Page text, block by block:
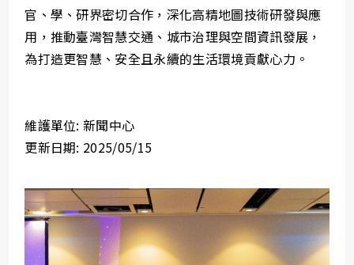
官、學、研界密切合作，深化高精地圖技術研發與應
用，推動臺灣智慧交通、城市治理與空間資訊發展，
為打造更智慧、安全且永續的生活環境貢獻心力。
維護單位: 新聞中心
更新日期: 2025/05/15